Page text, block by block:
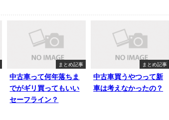
まとめ記事
中古車って何年落ちま
でがギリ買ってもいい
セーフライン？
まとめ記事
中古車買うやつって新
車は考えなかったの？